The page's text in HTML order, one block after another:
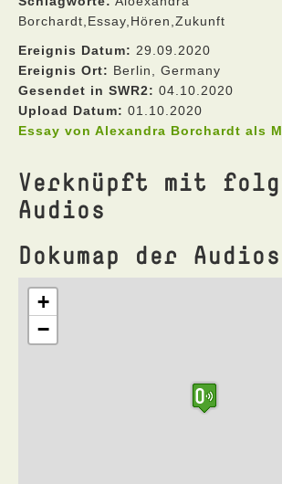
Borchardt,Essay,Hören,Zukunft
Ereignis Datum: 29.09.2020
Ereignis Ort: Berlin, Germany
Gesendet in SWR2: 04.10.2020
Upload Datum: 01.10.2020
Essay von Alexandra Borchardt als
Verknüpft mit
Audios
Dokumap der Audios